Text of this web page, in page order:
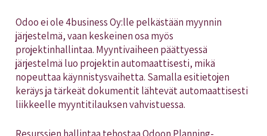
Odoo ei ole 4business Oy:lle pelkästään myynnin
järjestelmä, vaan keskeinen osa myös
projektinhallintaa. Myyntivaiheen päättyessä
järjestelmä luo projektin automaattisesti, mikä
nopeuttaa käynnistysvaihetta. Samalla esitietojen
keräys ja tärkeät dokumentit lähtevät automaattisesti
liikkeelle myyntitilauksen vahvistuessa.